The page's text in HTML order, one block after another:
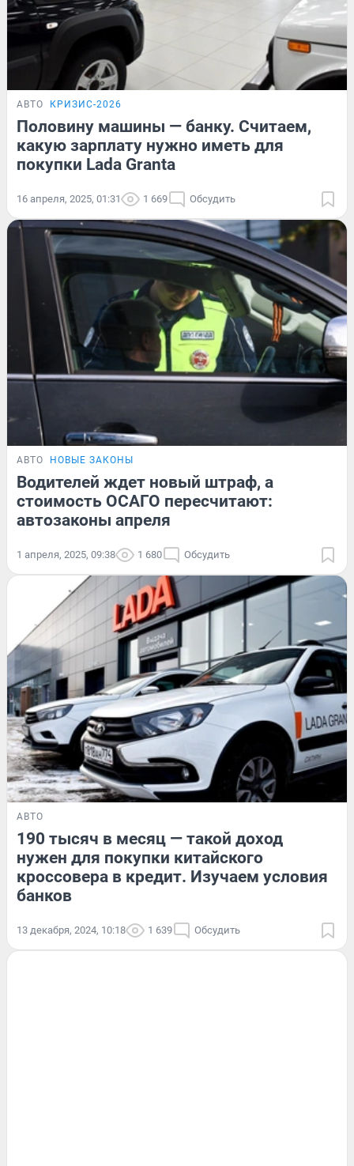
АВТО КРИЗИС-2026
Половину машины — банку. Считаем,
какую зарплату нужно иметь для
покупки Lada Granta
16 апреля, 2025, 01:31 1 669 Обсудить
АВТО НОВЫЕ ЗАКОНЫ
Водителей ждет новый штраф, а
стоимость ОСАГО пересчитают:
автозаконы апреля
1 апреля, 2025, 09:38 1 680 Обсудить
АВТО
190 тысяч в месяц — такой доход
нужен для покупки китайского
кроссовера в кредит. Изучаем условия
банков
13 декабря, 2024, 10:18 1 639 Обсудить